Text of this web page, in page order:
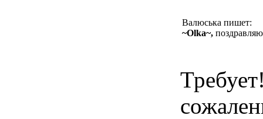
Валюська пишет:
~Olka~,